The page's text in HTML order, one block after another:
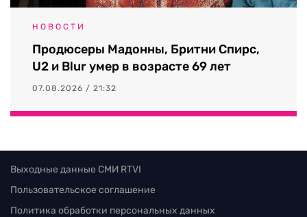
НОВОСТИ
Продюсеры Мадонны, Бритни Спирс,
U2 и Blur умер в возрасте 69 лет
07.08.2026 / 21:32
Выходные данные СМИ RTVI
Пользовательское соглашение
Политика обработки персональных данных